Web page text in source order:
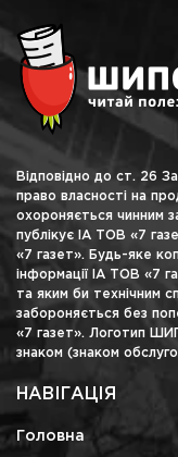
Відповідно до ст. 26
право власності на
охороняється чинним
публікує ІА ТОВ «7
«7 газет». Будь-яке
інформації ІА ТОВ «7
та яким би технічним
забороняється без
«7 газет». Логотип
знаком (знаком
НАВІГАЦІЯ
Головна